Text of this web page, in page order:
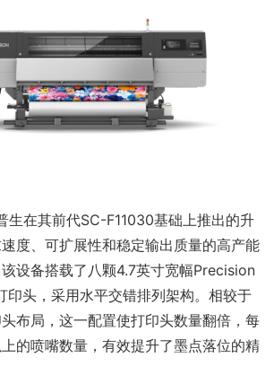
生在其前代SC-F11030基础上推出的升
度、可扩展性和稳定输出质量的高产能
设备搭载了八颗4.7英寸宽幅Precision
头，采用水平交错排列架构。相较于
布局，这一配置使打印头数量翻倍，每
的喷嘴数量，有效提升了墨点落位的精